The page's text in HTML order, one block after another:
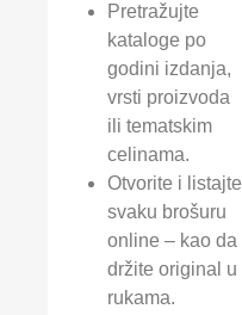
Pretražujte
kataloge po
godini izdanja,
vrsti proizvoda
ili tematskim
celinama.
Otvorite i listajte
svaku brošuru
online – kao da
držite original u
rukama.